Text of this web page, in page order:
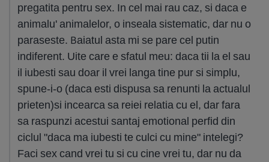
pregatita pentru sex. In cel mai rau caz, si daca e
animalu' animalelor, o inseala sistematic, dar nu o
paraseste. Baiatul asta mi se pare cel putin
indiferent. Uite care e sfatul meu: daca tii la el sau
il iubesti sau doar il vrei langa tine pur si simplu,
spune-i-o (daca esti dispusa sa renunti la actualul
prieten)si incearca sa reiei relatia cu el, dar fara
sa raspunzi acestui santaj emotional perfid din
ciclul "daca ma iubesti te culci cu mine" intelegi?
Faci sex cand vrei tu si cu cine vrei tu, dar nu da